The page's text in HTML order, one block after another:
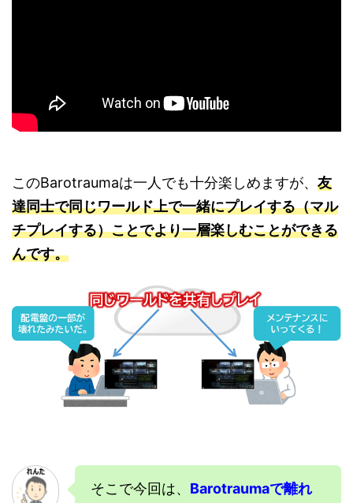
このBarotraumaは一人でも十分楽しめますが、 友
達同士で同じワールド上で一緒にプレイする（マル
チプレイする）ことでより一層楽しむことができる
んです。
そこで今回は、 Barotraumaで離れ